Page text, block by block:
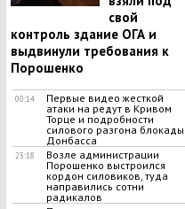
свой
контроль здание ОГА и
выдвинули требования к
Порошенко
00:14
Первые видео жесткой
атаки на редут в Кривом
Торце и подробности
силового разгона блокады
Донбасса
23:18
Возле администрации
Порошенко выстроился
кордон силовиков, туда
направились сотни
радикалов